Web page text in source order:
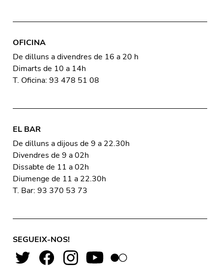
OFICINA
De dilluns a divendres de 16 a 20 h
Dimarts de 10 a 14h
T. Oficina: 93 478 51 08
EL BAR
De dilluns a dijous de 9 a 22.30h
Divendres de 9 a 02h
Dissabte de 11 a 02h
Diumenge de 11 a 22.30h
T. Bar: 93 370 53 73
SEGUEIX-NOS!